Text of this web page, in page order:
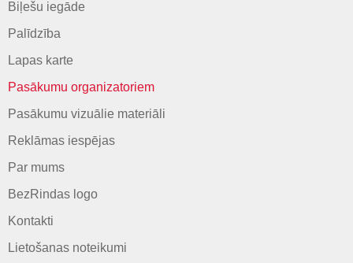
Biļešu iegāde
Palīdzība
Lapas karte
Pasākumu organizatoriem
Pasākumu vizuālie materiāli
Reklāmas iespējas
Par mums
BezRindas logo
Kontakti
Lietošanas noteikumi